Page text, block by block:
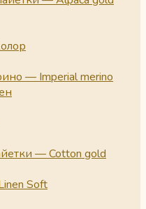
— Imperial merino
— Cotton gold
Soft